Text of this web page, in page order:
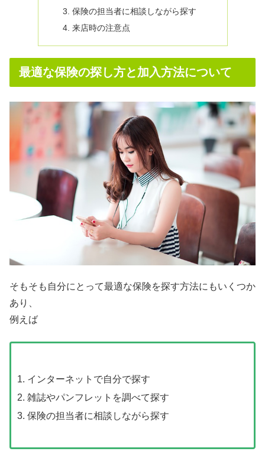
保険の担当者に相談しながら探す
来店時の注意点
最適な保険の探し方と加入方法について
そもそも自分にとって最適な保険を探す方法にもいくつか
あり、
例えば
インターネットで自分で探す
雑誌やパンフレットを調べて探す
保険の担当者に相談しながら探す